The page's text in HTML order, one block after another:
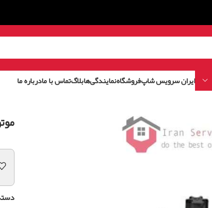
ایران سرویس شاپفروشگاهنمایندگی‌هابلاگتماس با مادرباره ما